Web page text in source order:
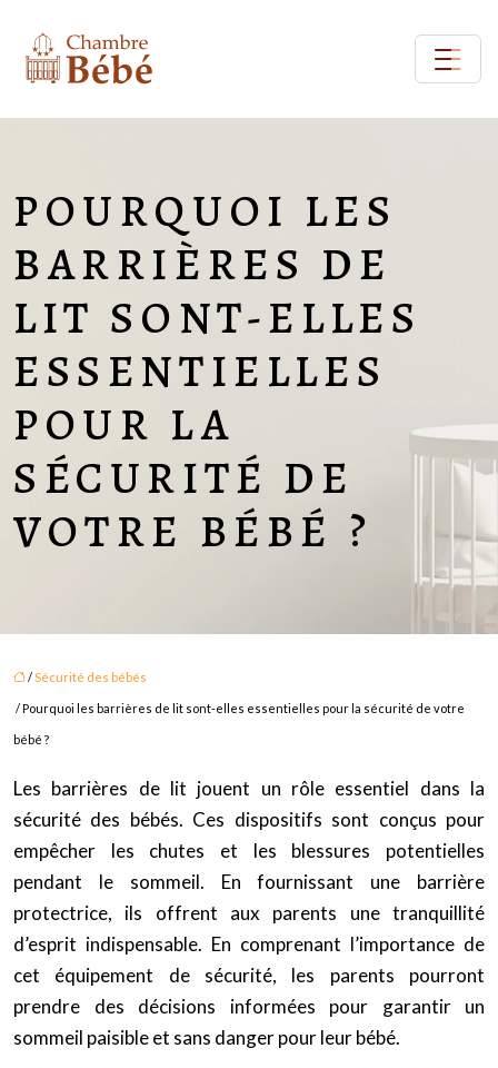
POURQUOI LES
BARRIÈRES DE
LIT SONT-ELLES
ESSENTIELLES
POUR LA
SÉCURITÉ DE
VOTRE BÉBÉ ?
/Sécurité des bébés
/ Pourquoi les barrières de lit sont-elles essentielles pour la sécurité de votre
bébé ?
Les barrières de lit jouent un rôle essentiel dans la
sécurité des bébés. Ces dispositifs sont conçus pour
empêcher les chutes et les blessures potentielles
pendant le sommeil. En fournissant une barrière
protectrice, ils offrent aux parents une tranquillité
d’esprit indispensable. En comprenant l’importance de
cet équipement de sécurité, les parents pourront
prendre des décisions informées pour garantir un
sommeil paisible et sans danger pour leur bébé.